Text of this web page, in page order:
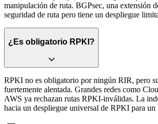
manipulación de ruta. BGPsec, una extensión
seguridad de ruta pero tiene un despliegue
¿Es obligatorio RPKI?
RPKI no es obligatorio por ningún RIR, pero
fuertemente alentada. Grandes redes como
AWS ya rechazan rutas RPKI-inválidas. La
hacia un despliegue universal de RPKI para un